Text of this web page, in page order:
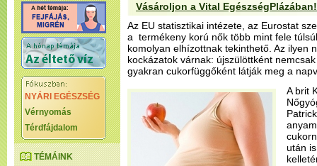
NYÁRI EGÉSZSÉG
Vérnyomás
Térdfájdalom
TÉMÁINK
Vásároljon a Vital EgészségPlázában!
Az EU statisztikai intézete, az Eurostat
a termékeny korú nők több mint fele
komolyan elhízottnak tekinthető. Az ilyen
kockázatok várnak: újszülöttként
gyakran cukorfüggőként látják meg a
A brit
után